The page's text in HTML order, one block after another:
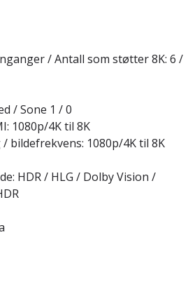
/ Antall som støtter 8K: 6 /
/ Sone 1 / 0
1080p/4K til 8K
bildefrekvens: 1080p/4K til 8K
HDR / HLG / Dolby Vision /